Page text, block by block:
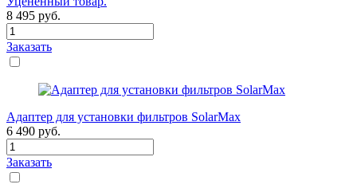
8 495 руб.
Заказать
Адаптер для установки фильтров SolarMax
6 490 руб.
Заказать